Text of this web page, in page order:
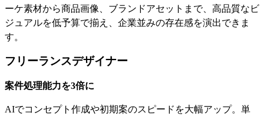
ーケ素材から商品画像、ブランドアセットまで、高品質なビ
ジュアルを低予算で揃え、企業並みの存在感を演出できま
す。
フリーランスデザイナー
案件処理能力を3倍に
AIでコンセプト作成や初期案のスピードを大幅アップ。単